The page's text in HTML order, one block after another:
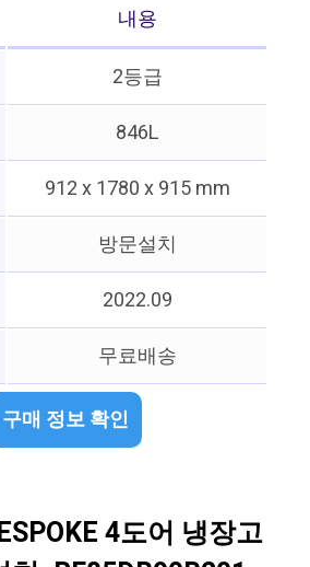
내용
2등급
846L
912 x 1780 x 915 mm
방문설치
2022.09
무료배송
구매 정보 확인
4도어 냉장고